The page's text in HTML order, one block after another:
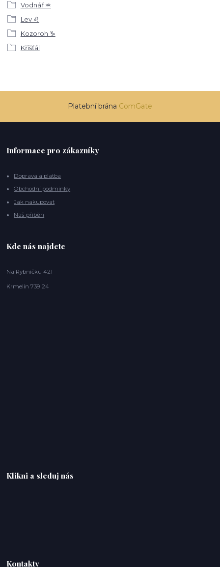
Vodnář ♒
Lev ♌
Kozoroh ♑
Křišťál
Platební brána ComGate
Informace pro zákazníky
Doprava a platba
Obchodní podmínky
Jak nakupovat
Náš příběh
Kde nás najdete
Na Rybníčku 421
Krmelín 739 24
Klikni a sleduj nás
Kontakty